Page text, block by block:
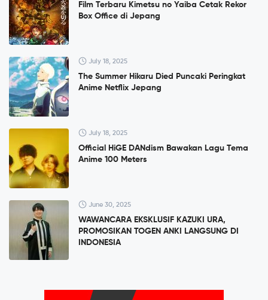
Film Terbaru Kimetsu no Yaiba Cetak Rekor
Box Office di Jepang
July 18, 2025
The Summer Hikaru Died Puncaki Peringkat
Anime Netflix Jepang
July 18, 2025
Official HiGE DANdism Bawakan Lagu Tema
Anime 100 Meters
June 30, 2025
WAWANCARA EKSKLUSIF KAZUKI URA,
PROMOSIKAN TOGEN ANKI LANGSUNG DI
INDONESIA